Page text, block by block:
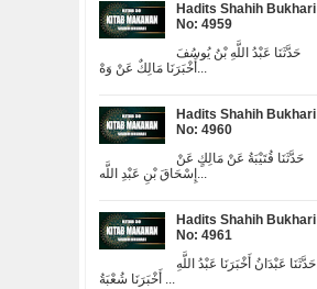
Hadits Shahih Bukhari
No: 4959
حَدَّثَنَا عَبْدُ اللَّهِ بْنُ يُوسُفَ
أَخْبَرَنَا مَالِكٌ عَنْ وَهْ...
Hadits Shahih Bukhari
No: 4960
حَدَّثَنَا قُتَيْبَةُ عَنْ مَالِكٍ عَنْ
إِسْحَاقَ بْنِ عَبْدِ اللَّه...
Hadits Shahih Bukhari
No: 4961
حَدَّثَنَا عَبْدَانُ أَخْبَرَنَا عَبْدُ اللَّهِ
أَخْبَرَنَا شُعْبَةُ ...